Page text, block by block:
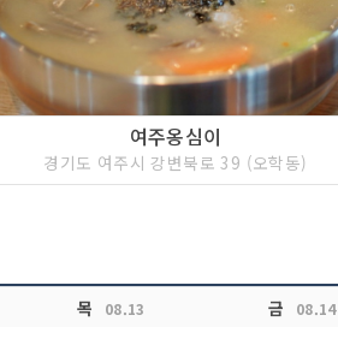
여주옹심이
경기도 여주시 강변북로 39 (오학동)
목 08.13 금 08.14